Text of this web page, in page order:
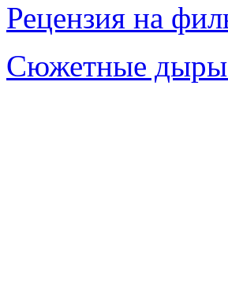
Рецензия на
Сюжетные дыры